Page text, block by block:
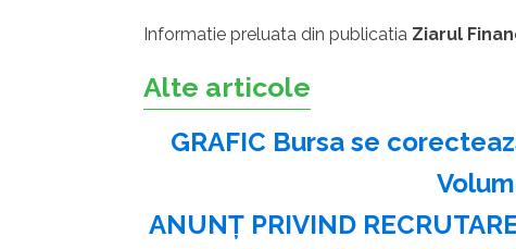
Informatie preluata din publicatia Ziarul
Alte articole
GRAFIC Bursa se
ANUNŢ PRIVIND